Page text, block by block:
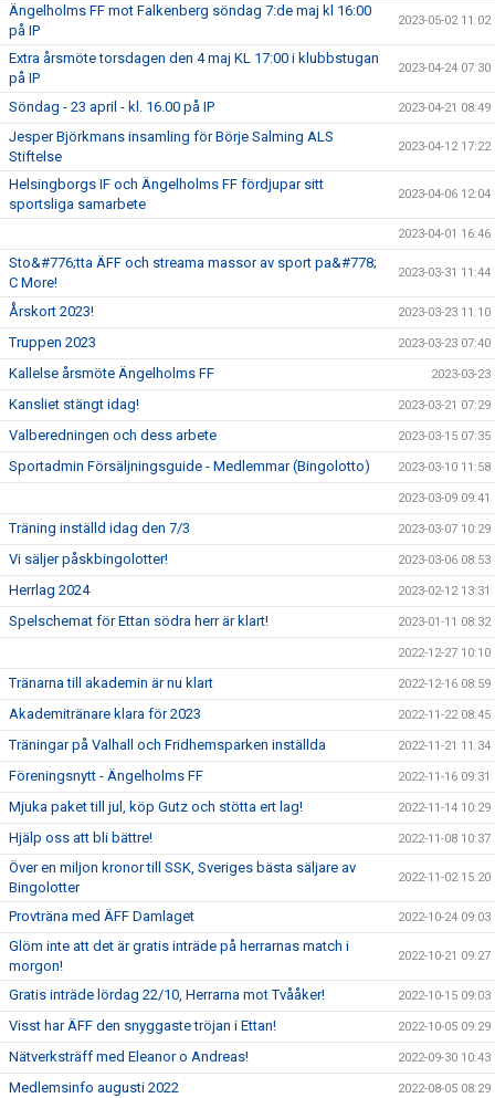
Ängelholms FF mot Falkenberg söndag 7:de maj kl 16:00
på IP
2023-05-02 11:02
Extra årsmöte torsdagen den 4 maj KL 17:00 i klubbstugan
på IP
2023-04-24 07:30
Söndag - 23 april - kl. 16.00 på IP 2023-04-21 08:49
Jesper Björkmans insamling för Börje Salming ALS
Stiftelse
2023-04-12 17:22
Helsingborgs IF och Ängelholms FF fördjupar sitt
sportsliga samarbete
2023-04-06 12:04
2023-04-01 16:46
Sto&#776;tta ÄFF och streama massor av sport pa&#778;
C More!
2023-03-31 11:44
Årskort 2023! 2023-03-23 11:10
Truppen 2023 2023-03-23 07:40
Kallelse årsmöte Ängelholms FF 2023-03-23
Kansliet stängt idag! 2023-03-21 07:29
Valberedningen och dess arbete 2023-03-15 07:35
Sportadmin Försäljningsguide - Medlemmar (Bingolotto) 2023-03-10 11:58
2023-03-09 09:41
Träning inställd idag den 7/3 2023-03-07 10:29
Vi säljer påskbingolotter! 2023-03-06 08:53
Herrlag 2024 2023-02-12 13:31
Spelschemat för Ettan södra herr är klart! 2023-01-11 08:32
2022-12-27 10:10
Tränarna till akademin är nu klart 2022-12-16 08:59
Akademitränare klara för 2023 2022-11-22 08:45
Träningar på Valhall och Fridhemsparken inställda 2022-11-21 11:34
Föreningsnytt - Ängelholms FF 2022-11-16 09:31
Mjuka paket till jul, köp Gutz och stötta ert lag! 2022-11-14 10:29
Hjälp oss att bli bättre! 2022-11-08 10:37
Över en miljon kronor till SSK, Sveriges bästa säljare av
Bingolotter
2022-11-02 15:20
Provträna med ÄFF Damlaget 2022-10-24 09:03
Glöm inte att det är gratis inträde på herrarnas match i
morgon!
2022-10-21 09:27
Gratis inträde lördag 22/10, Herrarna mot Tvååker! 2022-10-15 09:03
Visst har ÄFF den snyggaste tröjan i Ettan! 2022-10-05 09:29
Nätverksträff med Eleanor o Andreas! 2022-09-30 10:43
Medlemsinfo augusti 2022 2022-08-05 08:29